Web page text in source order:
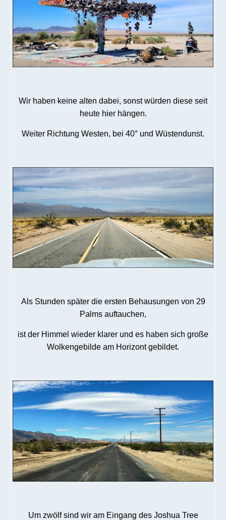
Wir haben keine alten dabei, sonst würden diese seit
heute hier hängen.
Weiter Richtung Westen, bei 40° und Wüstendunst.
Als Stunden später die ersten Behausungen von 29
Palms auftauchen,
ist der Himmel wieder klarer und es haben sich große
Wolkengebilde am Horizont gebildet.
Um zwölf sind wir am Eingang des Joshua Tree